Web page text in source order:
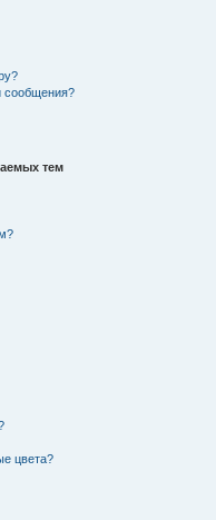
сообщения?
тем
цвета?